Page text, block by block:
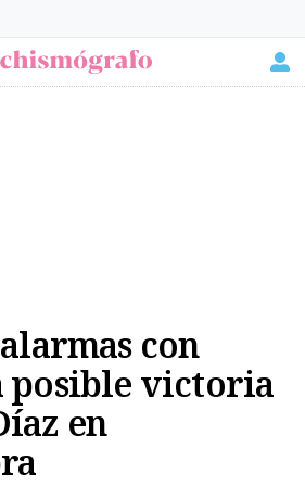
con
posible victoria
en